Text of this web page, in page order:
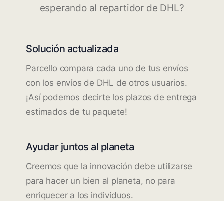
esperando al repartidor de DHL?
Solución actualizada
Parcello compara cada uno de tus envíos
con los envíos de DHL de otros usuarios.
¡Así podemos decirte los plazos de entrega
estimados de tu paquete!
Ayudar juntos al planeta
Creemos que la innovación debe utilizarse
para hacer un bien al planeta, no para
enriquecer a los individuos.